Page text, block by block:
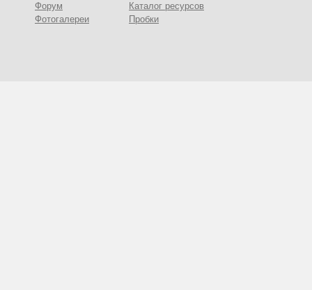
Форум
Фотогалереи
Каталог ресурсов
Пробки